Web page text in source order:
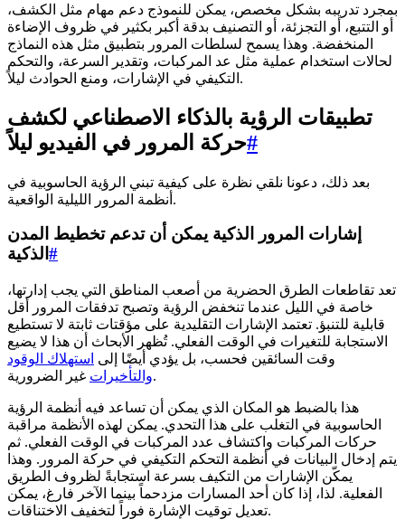
بمجرد تدريبه بشكل مخصص، يمكن للنموذج دعم مهام مثل الكشف،
أو التتبع، أو التجزئة، أو التصنيف بدقة أكبر بكثير في ظروف الإضاءة
المنخفضة. وهذا يسمح لسلطات المرور بتطبيق مثل هذه النماذج
لحالات استخدام عملية مثل عد المركبات، وتقدير السرعة، والتحكم
التكيفي في الإشارات، ومنع الحوادث ليلاً.
تطبيقات الرؤية بالذكاء الاصطناعي لكشف
حركة المرور في الفيديو ليلاً#
بعد ذلك، دعونا نلقي نظرة على كيفية تبني الرؤية الحاسوبية في
أنظمة المرور الليلية الواقعية.
إشارات المرور الذكية يمكن أن تدعم تخطيط المدن
الذكية #
تعد تقاطعات الطرق الحضرية من أصعب المناطق التي يجب إدارتها،
خاصة في الليل عندما تنخفض الرؤية وتصبح تدفقات المرور أقل
قابلية للتنبؤ. تعتمد الإشارات التقليدية على مؤقتات ثابتة لا تستطيع
الاستجابة للتغيرات في الوقت الفعلي. تُظهر الأبحاث أن هذا لا يضيع
وقت السائقين فحسب، بل يؤدي أيضًا إلى استهلاك الوقود
والتأخيراتغير الضرورية.
هذا بالضبط هو المكان الذي يمكن أن تساعد فيه أنظمة الرؤية
الحاسوبية في التغلب على هذا التحدي. يمكن لهذه الأنظمة مراقبة
حركات المركبات واكتشاف عدد المركبات في الوقت الفعلي. ثم
يتم إدخال البيانات في أنظمة التحكم التكيفي في حركة المرور. وهذا
يمكّن الإشارات من التكيف بسرعة استجابةً لظروف الطريق
الفعلية. لذا، إذا كان أحد المسارات مزدحماً بينما الآخر فارغ، يمكن
تعديل توقيت الإشارة فوراً لتخفيف الاختناقات.